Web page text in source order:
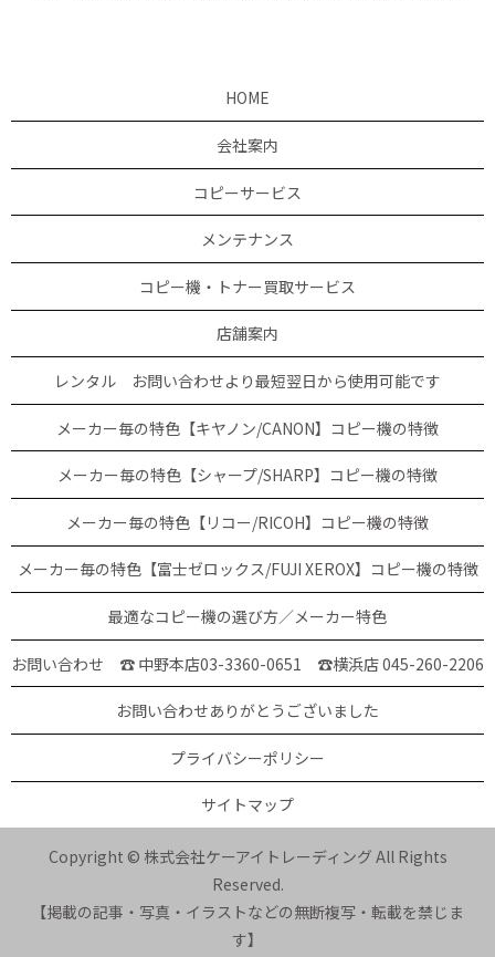
HOME
会社案内
コピーサービス
メンテナンス
コピー機・トナー買取サービス
店舗案内
レンタル お問い合わせより最短翌日から使用可能です
メーカー毎の特色【キヤノン/CANON】コピー機の特徴
メーカー毎の特色【シャープ/SHARP】コピー機の特徴
メーカー毎の特色【リコー/RICOH】コピー機の特徴
メーカー毎の特色【富士ゼロックス/FUJI XEROX】コピー機の特徴
最適なコピー機の選び方／メーカー特色
お問い合わせ ☎ 中野本店03-3360-0651 ☎横浜店 045-260-2206
お問い合わせありがとうございました
プライバシーポリシー
サイトマップ
Copyright © 株式会社ケーアイトレーディング All Rights
Reserved.
【掲載の記事・写真・イラストなどの無断複写・転載を禁じま
す】